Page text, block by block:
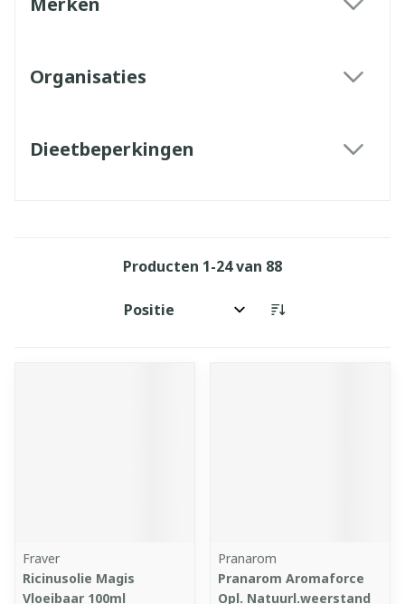
Organisaties
Dieetbeperkingen
Producten 1-24van 88
Sorteer op:
Fraver
Ricinusolie Magis
Vloeibaar 100ml
Pranarom
Pranarom Aromaforce
Opl. Natuurl.weerstand